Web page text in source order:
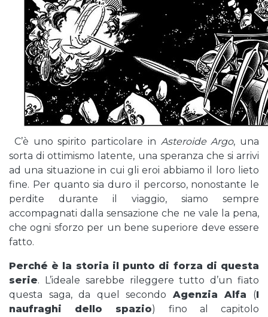
C’è uno spirito particolare in Asteroide Argo, una
sorta di ottimismo latente, una speranza che si arrivi
ad una situazione in cui gli eroi abbiamo il loro lieto
fine. Per quanto sia duro il percorso, nonostante le
perdite durante il viaggio, siamo sempre
accompagnati dalla sensazione che ne vale la pena,
che ogni sforzo per un bene superiore deve essere
fatto.
Perché è la storia il punto di forza di questa
serie. L’ideale sarebbe rileggere tutto d’un fiato
questa saga, da quel secondo Agenzia Alfa (I
naufraghi dello spazio) fino al capitolo